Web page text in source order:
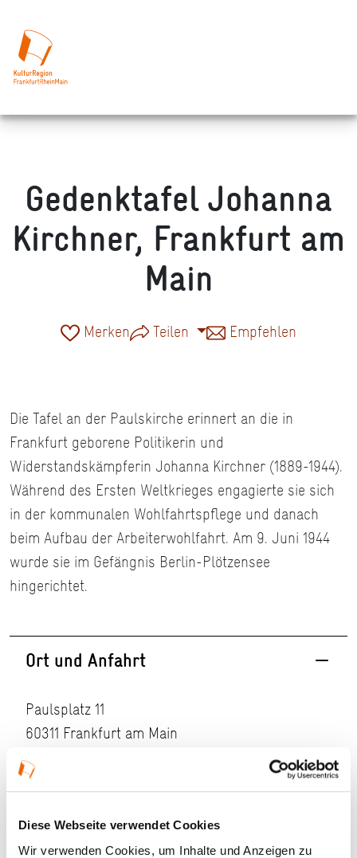
Diese Webseite verwendet Cookies
Wir verwenden Cookies, um Inhalte und Anzeigen zu
Gedenktafel Johanna
Kirchner, Frankfurt am
Main
Merken Teilen Empfehlen
Die Tafel an der Paulskirche erinnert an die in
Frankfurt geborene Politikerin und
Widerstandskämpferin Johanna Kirchner (1889-1944).
Während des Ersten Weltkrieges engagierte sie sich
in der kommunalen Wohlfahrtspflege und danach
beim Aufbau der Arbeiterwohlfahrt. Am 9. Juni 1944
wurde sie im Gefängnis Berlin-Plötzensee
hingerichtet.
Ort und Anfahrt
Paulsplatz 11
60311 Frankfurt am Main